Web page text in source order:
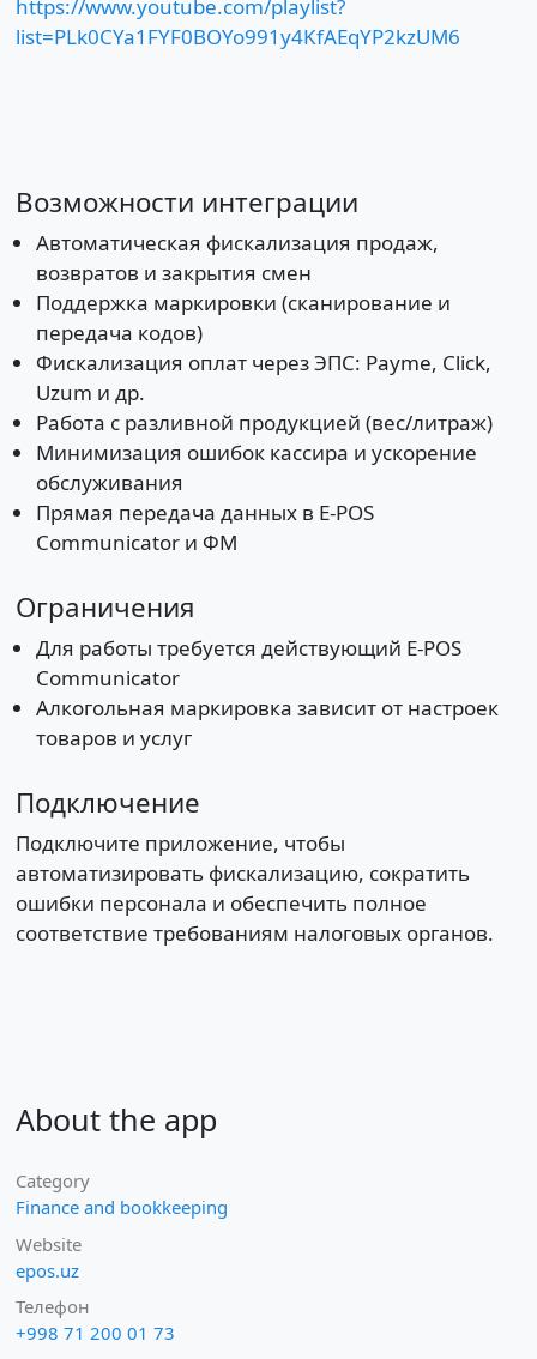
https://www.youtube.com/playlist?
list=PLk0CYa1FYF0BOYo991y4KfAEqYP2kzUM6
Возможности интеграции
Автоматическая фискализация продаж,
возвратов и закрытия смен
Поддержка маркировки (сканирование и
передача кодов)
Фискализация оплат через ЭПС: Payme, Click,
Uzum и др.
Работа с разливной продукцией (вес/литраж)
Минимизация ошибок кассира и ускорение
обслуживания
Прямая передача данных в E-POS
Communicator и ФМ
Ограничения
Для работы требуется действующий E-POS
Communicator
Алкогольная маркировка зависит от настроек
товаров и услуг
Подключение
Подключите приложение, чтобы
автоматизировать фискализацию, сократить
ошибки персонала и обеспечить полное
соответствие требованиям налоговых органов.
About the app
Category
Finance and bookkeeping
Website
epos.uz
Телефон
+998 71 200 01 73